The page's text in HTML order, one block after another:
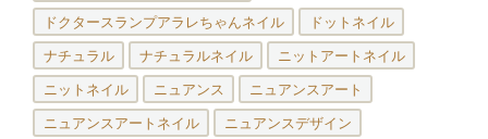
ドクタースランプアラレちゃんネイル ドットネイル
ナチュラル ナチュラルネイル ニットアートネイル
ニットネイル ニュアンス ニュアンスアート
ニュアンスアートネイル ニュアンスデザイン